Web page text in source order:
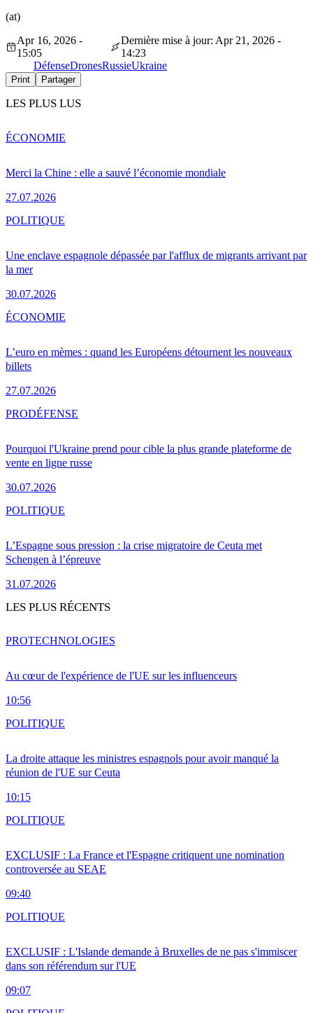
(at)
Apr 16, 2026 -
15:05
Dernière mise à jour: Apr 21, 2026 -
14:23
DéfenseDronesRussieUkraine
Print Partager
LES PLUS LUS
Merci la Chine : elle a sauvé l’économie mondiale
27.07.2026
ÉCONOMIE
Une enclave espagnole dépassée par l'afflux de migrants arrivant par
la mer
30.07.2026
POLITIQUE
L’euro en mèmes : quand les Européens détournent les nouveaux
billets
27.07.2026
ÉCONOMIE
Pourquoi l'Ukraine prend pour cible la plus grande plateforme de
vente en ligne russe
30.07.2026
PRODÉFENSE
L’Espagne sous pression : la crise migratoire de Ceuta met
Schengen à l’épreuve
31.07.2026
POLITIQUE
LES PLUS RÉCENTS
Au cœur de l'expérience de l'UE sur les influenceurs
10:56
PROTECHNOLOGIES
La droite attaque les ministres espagnols pour avoir manqué la
réunion de l'UE sur Ceuta
10:15
POLITIQUE
EXCLUSIF : La France et l'Espagne critiquent une nomination
controversée au SEAE
09:40
POLITIQUE
EXCLUSIF : L'Islande demande à Bruxelles de ne pas s'immiscer
dans son référendum sur l'UE
09:07
POLITIQUE